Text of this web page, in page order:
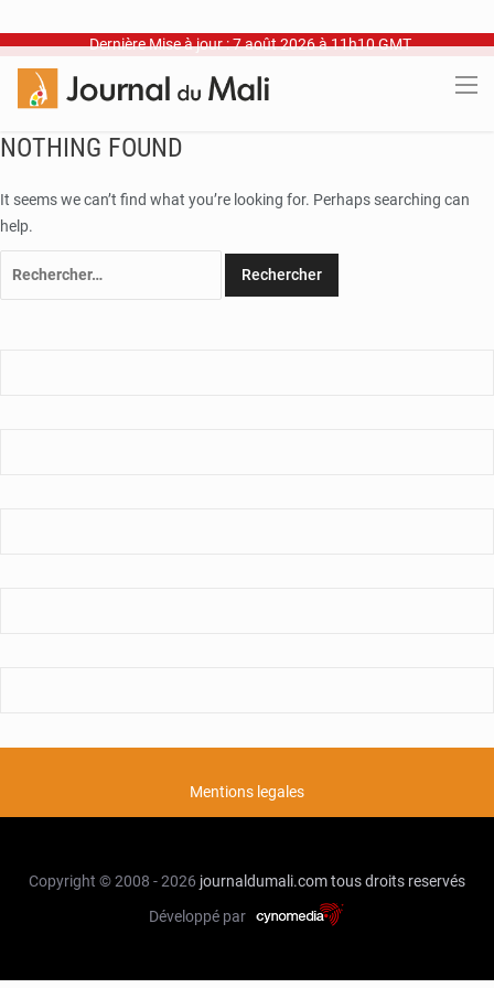
Dernière Mise à jour : 7 août 2026 à 11h10 GMT
NOTHING FOUND
It seems we can’t find what you’re looking for. Perhaps searching can
help.
Mentions legales
Copyright © 2008 - 2026 journaldumali.comtous droits reservés
Développé par